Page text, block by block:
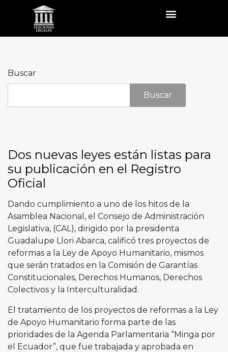
Buscar
Buscar
Dos nuevas leyes están listas para
su publicación en el Registro
Oficial
Dando cumplimiento a uno de los hitos de la
Asamblea Nacional, el Consejo de Administración
Legislativa, (CAL), dirigido por la presidenta
Guadalupe Llori Abarca, calificó tres proyectos de
reformas a la Ley de Apoyo Humanitario, mismos
que serán tratados en la Comisión de Garantías
Constitucionales, Derechos Humanos, Derechos
Colectivos y la Interculturalidad.
El tratamiento de los proyectos de reformas a la Ley
de Apoyo Humanitario forma parte de las
prioridades de la Agenda Parlamentaria “Minga por
el Ecuador”, que fue trabajada y aprobada en